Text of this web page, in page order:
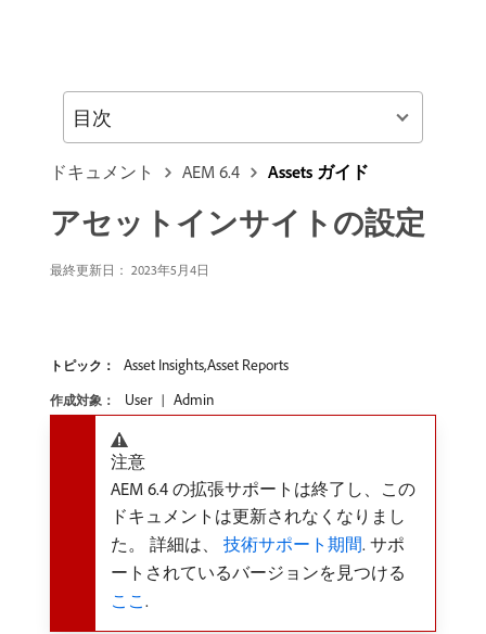
ドキュメント AEM 6.4 Assets ガイド
アセットインサイトの設定
最終更新日： 2023年5月4日
トピック： Asset Insights,Asset Reports
作成対象： User Admin
注意
AEM 6.4 の拡張サポートは終了し、この
ドキュメントは更新されなくなりまし
た。 詳細は、 技術サポート期間. サポ
ートされているバージョンを見つける
ここ.
目次